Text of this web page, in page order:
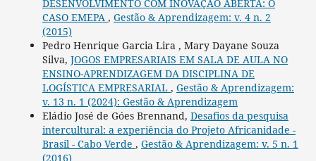
DESENVOLVIMENTO COM INOVAÇÃO ABERTA: O
CASO EMEPA , Gestão & Aprendizagem: v. 4 n. 2
(2015)
Pedro Henrique Garcia Lira , Mary Dayane Souza
Silva, JOGOS EMPRESARIAIS EM SALA DE AULA NO
ENSINO-APRENDIZAGEM DA DISCIPLINA DE
LOGÍSTICA EMPRESARIAL , Gestão & Aprendizagem:
v. 13 n. 1 (2024): Gestão & Aprendizagem
Eládio José de Góes Brennand, Desafios da pesquisa
intercultural: a experiência do Projeto Africanidade -
Brasil - Cabo Verde , Gestão & Aprendizagem: v. 5 n. 1
(2016)